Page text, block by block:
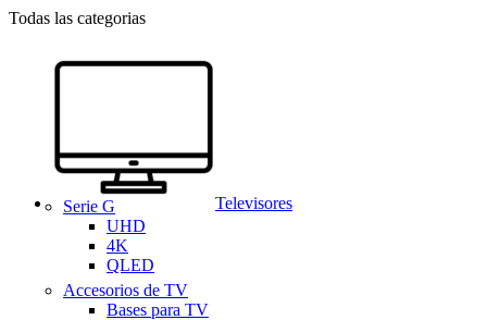
Todas las categorias
Televisores
Serie G
UHD
4K
QLED
Accesorios de TV
Bases para TV